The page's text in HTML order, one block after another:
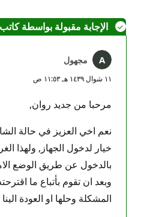
الإجابة مقبولة بواسطة
مجهول
١١ شوال ١٤٣٩ هـ ١١:٥٣ ص
مرحبا من جديد روان,
نعم اخي العزيز في حالة
خيار لدخول الجهاز, ولهذا
بالدخول عن طريق الوضع
وبعد ان تقوم بأتباع ما
المشكلة وحلها او العودة